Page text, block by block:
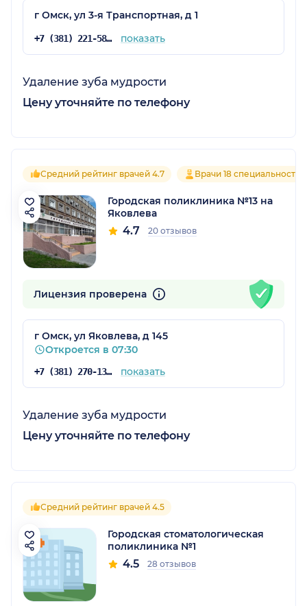
г Омск, ул 3-я Транспортная, д 1
+7 (381) 221-58-05 показать
Удаление зуба мудрости
Цену уточняйте по телефону
Средний рейтинг врачей 4.7 Врачи 18 специальностей
Городская поликлиника №13 на
Яковлева
4.7 20 отзывов
Лицензия проверена
г Омск, ул Яковлева, д 145
Откроется в 07:30
+7 (381) 270-13-13 показать
Удаление зуба мудрости
Цену уточняйте по телефону
Средний рейтинг врачей 4.5
Городская стоматологическая
поликлиника №1
4.5 28 отзывов